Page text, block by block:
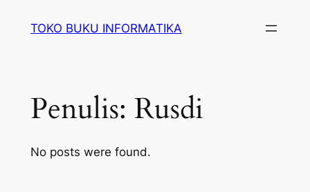
TOKO BUKU INFORMATIKA
Penulis: Rusdi
No posts were found.